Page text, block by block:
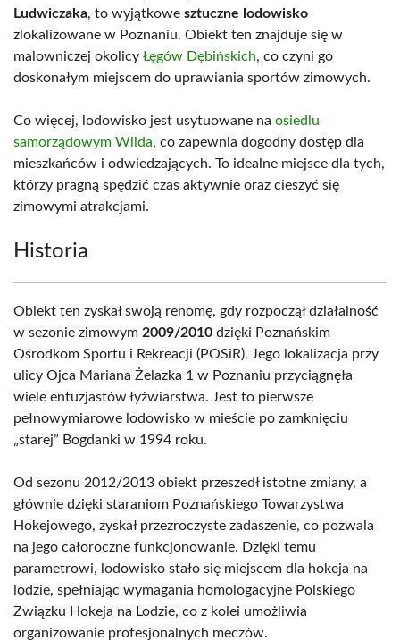
Ludwiczaka, to wyjątkowe sztuczne lodowisko
zlokalizowane w Poznaniu. Obiekt ten znajduje się w
malowniczej okolicy Łęgów Dębińskich, co czyni go
doskonałym miejscem do uprawiania sportów zimowych.
Co więcej, lodowisko jest usytuowane na osiedlu
samorządowym Wilda, co zapewnia dogodny dostęp dla
mieszkańców i odwiedzających. To idealne miejsce dla tych,
którzy pragną spędzić czas aktywnie oraz cieszyć się
zimowymi atrakcjami.
Historia
Obiekt ten zyskał swoją renomę, gdy rozpoczął działalność
w sezonie zimowym 2009/2010 dzięki Poznańskim
Ośrodkom Sportu i Rekreacji (POSiR). Jego lokalizacja przy
ulicy Ojca Mariana Żelazka 1 w Poznaniu przyciągnęła
wiele entuzjastów łyżwiarstwa. Jest to pierwsze
pełnowymiarowe lodowisko w mieście po zamknięciu
„starej” Bogdanki w 1994 roku.
Od sezonu 2012/2013 obiekt przeszedł istotne zmiany, a
głównie dzięki staraniom Poznańskiego Towarzystwa
Hokejowego, zyskał przezroczyste zadaszenie, co pozwala
na jego całoroczne funkcjonowanie. Dzięki temu
parametrowi, lodowisko stało się miejscem dla hokeja na
lodzie, spełniając wymagania homologacyjne Polskiego
Związku Hokeja na Lodzie, co z kolei umożliwia
organizowanie profesjonalnych meczów.